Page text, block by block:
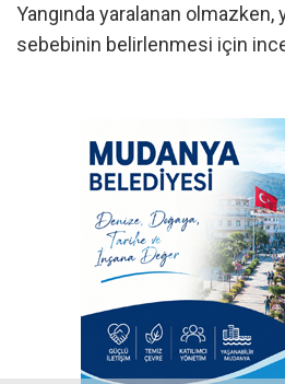
Yangında yaralanan olmazken,
sebebinin belirlenmesi için